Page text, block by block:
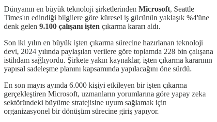
Dünyanın en büyük teknoloji şirketlerinden Microsoft, Seattle
Times'ın edindiği bilgilere göre küresel iş gücünün yaklaşık %4'üne
denk gelen 9.100 çalışanı işten çıkarma kararı aldı.
Son iki yılın en büyük işten çıkarma sürecine hazırlanan teknoloji
devi, 2024 yılında paylaşılan verilere göre toplamda 228 bin çalışana
istihdam sağlıyordu. Şirkete yakın kaynaklar, işten çıkarma kararının
yapısal sadeleşme planını kapsamında yapılacağını öne sürdü.
En son mayıs ayında 6.000 kişiyi etkileyen bir işten çıkarma
gerçekleştiren Microsoft, uzmanların yorumlarına göre yapay zeka
sektöründeki büyüme stratejisine uyum sağlamak için
organizasyonel bir dönüşüm sürecine giriş yapıyor.